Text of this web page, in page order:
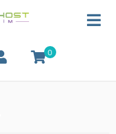
0